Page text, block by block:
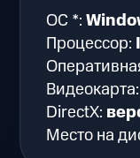
ОС *:
Процессор:
Видеокарта:
DirectX:
Место на